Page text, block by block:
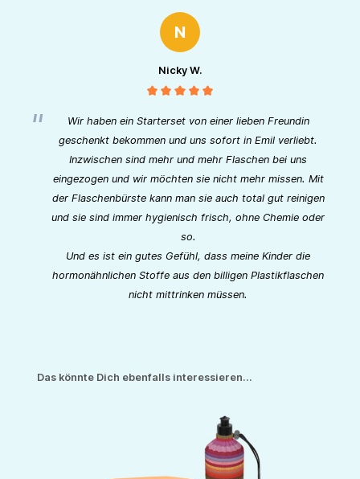
N
Nicky W.
Wir haben ein Starterset von einer lieben Freundin
geschenkt bekommen und uns sofort in Emil verliebt.
Inzwischen sind mehr und mehr Flaschen bei uns
eingezogen und wir möchten sie nicht mehr missen. Mit
der Flaschenbürste kann man sie auch total gut reinigen
und sie sind immer hygienisch frisch, ohne Chemie oder
so.
Und es ist ein gutes Gefühl, dass meine Kinder die
hormonähnlichen Stoffe aus den billigen Plastikflaschen
nicht mittrinken müssen.
Produktgalerie überspringen
Das könnte Dich ebenfalls interessieren...